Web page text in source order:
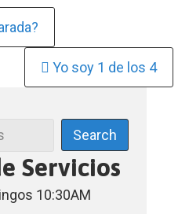
Yo soy 1 de los 4
Servicios
10:30AM